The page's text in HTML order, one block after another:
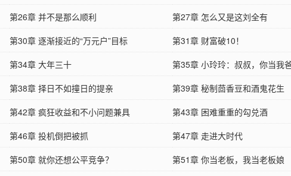
第26章 并不是那么顺利 第27章 怎么又是这刘全有
第30章 逐渐接近的“万元户”目标 第31章 财富破10！
第34章 大年三十 第35章 小玲玲：叔叔，你当我爸
第38章 择日不如撞日的提亲 第39章 秘制茴香豆和酒鬼花生
第42章 疯狂收益和不小问题兼具 第43章 困难重重的勾兑酒
第46章 投机倒把被抓 第47章 走进大时代
第50章 就你还想公平竞争？ 第51章 你当老板，我当老板娘